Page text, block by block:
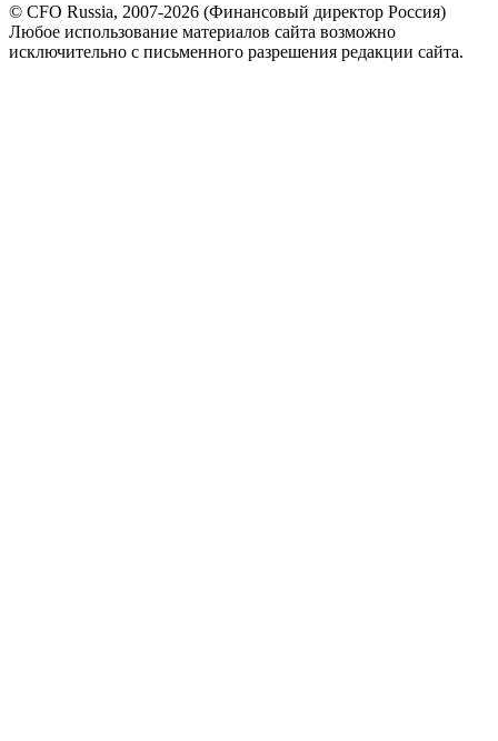
© CFO Russia, 2007-2026 (Финансовый директор Россия)
Любое использование материалов сайта возможно
исключительно с письменного разрешения редакции сайта.